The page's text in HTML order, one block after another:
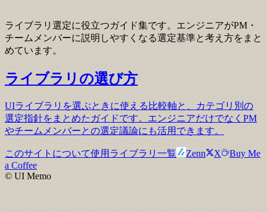
ライブラリ選定に役立つガイド集です。エンジニアがPM・
チームメンバーに説明しやすくなる選定基準と考え方をまと
めています。
ライブラリの選び方
UIライブラリを選ぶときに使える比較軸と、カテゴリ別の
選定指針をまとめたガイドです。エンジニアだけでなくPM
やチームメンバーとの選定議論にも活用できます。
このサイトについて使用ライブラリ一覧 Zenn X
Buy Me
a Coffee
© UI Memo